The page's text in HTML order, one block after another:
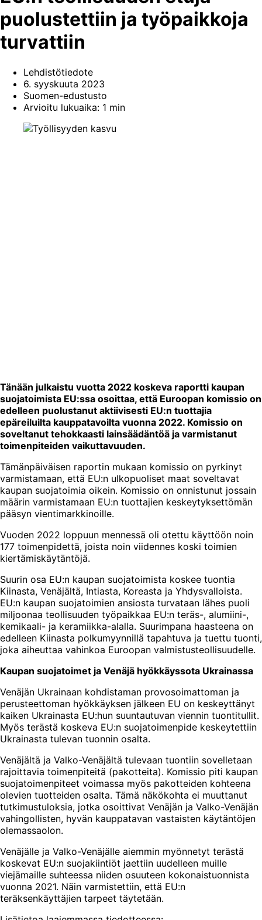
puolustettiin ja työpaikkoja
turvattiin
Lehdistötiedote
6. syyskuuta 2023
Suomen-edustusto
Arvioitu lukuaika: 1 min
Tänään julkaistu vuotta 2022 koskeva raportti kaupan
suojatoimista EU:ssa osoittaa, että Euroopan komissio on
edelleen puolustanut aktiivisesti EU:n tuottajia
epäreiluilta kauppatavoilta vuonna 2022. Komissio on
soveltanut tehokkaasti lainsäädäntöä ja varmistanut
toimenpiteiden vaikuttavuuden.
Tämänpäiväisen raportin mukaan komissio on pyrkinyt
varmistamaan, että EU:n ulkopuoliset maat soveltavat
kaupan suojatoimia oikein. Komissio on onnistunut jossain
määrin varmistamaan EU:n tuottajien keskeytyksettömän
pääsyn vientimarkkinoille.
Vuoden 2022 loppuun mennessä oli otettu käyttöön noin
177 toimenpidettä, joista noin viidennes koski toimien
kiertämiskäytäntöjä.
Suurin osa EU:n kaupan suojatoimista koskee tuontia
Kiinasta, Venäjältä, Intiasta, Koreasta ja Yhdysvalloista.
EU:n kaupan suojatoimien ansiosta turvataan lähes puoli
miljoonaa teollisuuden työpaikkaa EU:n teräs-, alumiini-,
kemikaali- ja keramiikka-alalla. Suurimpana haasteena on
edelleen Kiinasta polkumyynnillä tapahtuva ja tuettu tuonti,
joka aiheuttaa vahinkoa Euroopan valmistusteollisuudelle.
Kaupan suojatoimet ja Venäjä hyökkäyssota Ukrainassa
Venäjän Ukrainaan kohdistaman provosoimattoman ja
perusteettoman hyökkäyksen jälkeen EU on keskeyttänyt
kaiken Ukrainasta EU:hun suuntautuvan viennin tuontitullit.
Myös terästä koskeva EU:n suojatoimenpide keskeytettiin
Ukrainasta tulevan tuonnin osalta.
Venäjältä ja Valko-Venäjältä tulevaan tuontiin sovelletaan
rajoittavia toimenpiteitä (pakotteita). Komissio piti kaupan
suojatoimenpiteet voimassa myös pakotteiden kohteena
olevien tuotteiden osalta. Tämä näkökohta ei muuttanut
tutkimustuloksia, jotka osoittivat Venäjän ja Valko-Venäjän
vahingollisten, hyvän kauppatavan vastaisten käytäntöjen
olemassaolon.
Venäjälle ja Valko-Venäjälle aiemmin myönnetyt terästä
koskevat EU:n suojakiintiöt jaettiin uudelleen muille
viejämaille suhteessa niiden osuuteen kokonaistuonnista
vuonna 2021. Näin varmistettiin, että EU:n
teräksenkäyttäjien tarpeet täytetään.